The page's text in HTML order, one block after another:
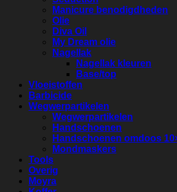
Manicure benodigdheden
Olie
Diva Oil
My Dream olie
Nagellak
Nagellak kleuren
Base/top
Vloeistoffen
Barbicide
Wegwerpartikelen
Wegwerpartikelen
Handschoenen
Handschoenen omdoos
Mondmaskers
Tools
Overig
Moyra